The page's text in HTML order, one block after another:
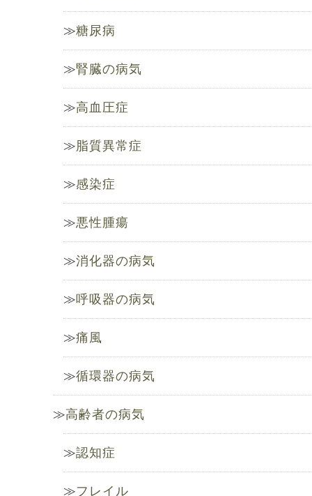
糖尿病
腎臓の病気
高血圧症
脂質異常症
感染症
悪性腫瘍
消化器の病気
呼吸器の病気
痛風
循環器の病気
高齢者の病気
認知症
フレイル